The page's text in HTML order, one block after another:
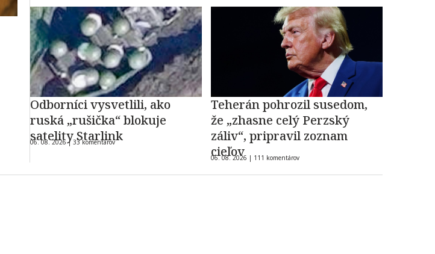
Odborníci vysvetlili, ako
ruská „rušička“ blokuje
satelity Starlink
06. 08. 2026 | 33 komentárov
Teherán pohrozil susedom,
že „zhasne celý Perzský
záliv“, pripravil zoznam
cieľov
06. 08. 2026 | 111 komentárov